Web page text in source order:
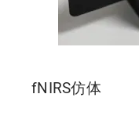
fNIRS仿体